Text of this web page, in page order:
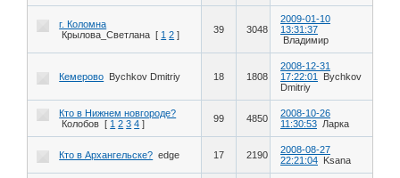
г. Коломна
Крылова_Светлана [ 1 2 ] 39 3048
2009-01-10
13:31:37
Владимир
Кемерово Bychkov Dmitriy 18 1808
2008-12-31
17:22:01
Bychkov
Dmitriy
Кто в Нижнем новгороде?
Колобов [ 1 2 3 4 ] 99 4850
2008-10-26
11:30:53 Ларка
Кто в Архангельске? edge 17 2190
2008-08-27
22:21:04
Ksana